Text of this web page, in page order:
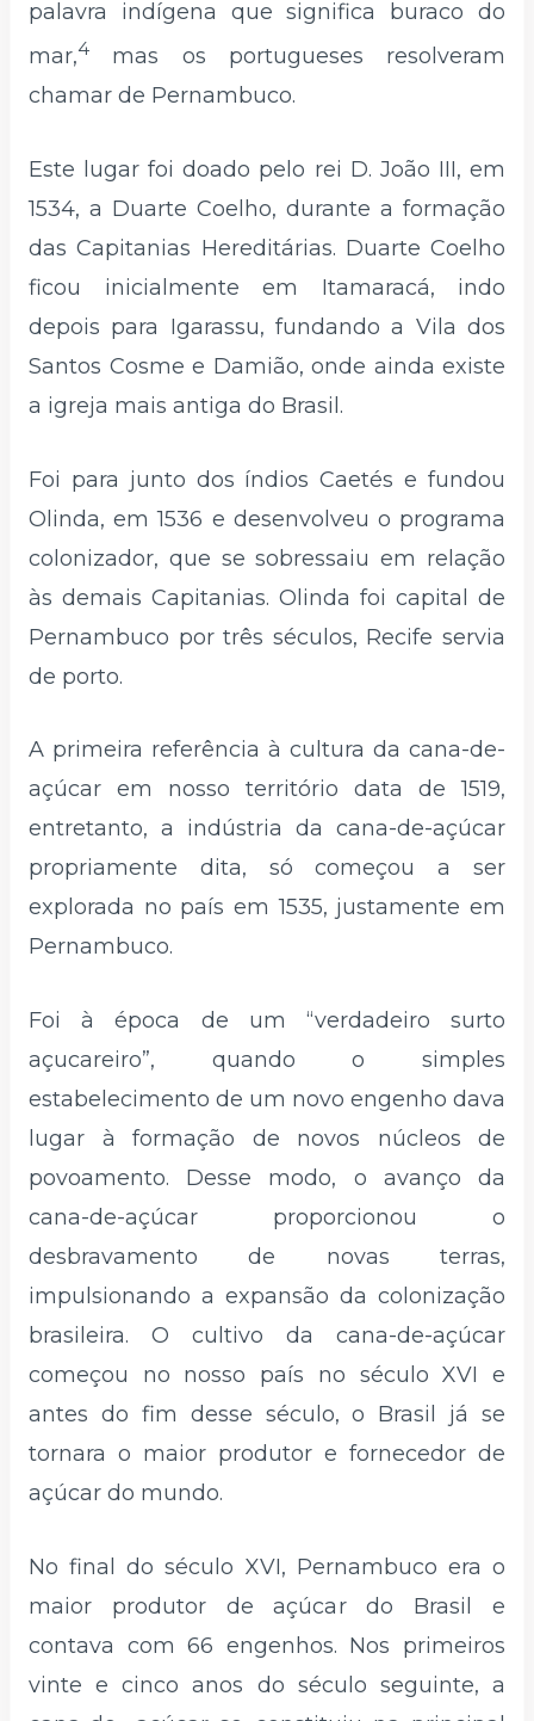
palavra indígena que significa buraco do
mar,4 mas os portugueses resolveram
chamar de Pernambuco.
Este lugar foi doado pelo rei D. João III, em
1534, a Duarte Coelho, durante a formação
das Capitanias Hereditárias. Duarte Coelho
ficou inicialmente em Itamaracá, indo
depois para Igarassu, fundando a Vila dos
Santos Cosme e Damião, onde ainda existe
a igreja mais antiga do Brasil.
Foi para junto dos índios Caetés e fundou
Olinda, em 1536 e desenvolveu o programa
colonizador, que se sobressaiu em relação
às demais Capitanias. Olinda foi capital de
Pernambuco por três séculos, Recife servia
de porto.
A primeira referência à cultura da cana-de-
açúcar em nosso território data de 1519,
entretanto, a indústria da cana-de-açúcar
propriamente dita, só começou a ser
explorada no país em 1535, justamente em
Pernambuco.
Foi à época de um “verdadeiro surto
açucareiro”, quando o simples
estabelecimento de um novo engenho dava
lugar à formação de novos núcleos de
povoamento. Desse modo, o avanço da
cana-de-açúcar proporcionou o
desbravamento de novas terras,
impulsionando a expansão da colonização
brasileira. O cultivo da cana-de-açúcar
começou no nosso país no século XVI e
antes do fim desse século, o Brasil já se
tornara o maior produtor e fornecedor de
açúcar do mundo.
No final do século XVI, Pernambuco era o
maior produtor de açúcar do Brasil e
contava com 66 engenhos. Nos primeiros
vinte e cinco anos do século seguinte, a